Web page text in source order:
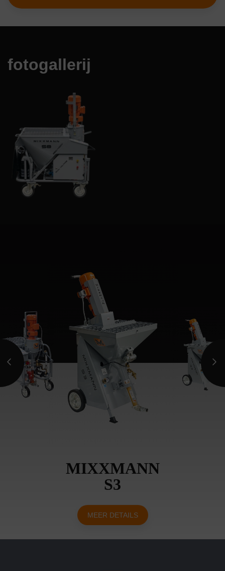
1 1/4" onderflens nippel
Aansluiting VT-25 binnendraad 1 1/4"
Artikelnummer: 00000130
Ankerbinder (pin) 16x370 mm
(gemonteerd met moeren 1 st.)
Artikelnummer: 00002988
fotogallerij
MIXXMANN
S3
MEER DETAILS